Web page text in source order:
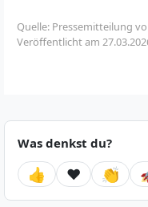
Quelle: Pressemitteilung
Veröffentlicht am
Was denkst du?
👍 ❤️ 👏